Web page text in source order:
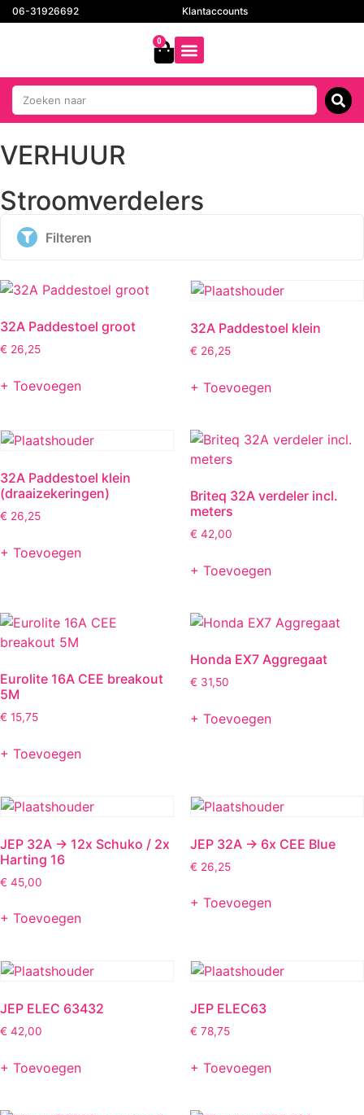
06-31926692 Klantaccounts
0
VERHUUR
Stroomverdelers
Filteren
32A Paddestoel groot
€ 26,25
+ Toevoegen
32A Paddestoel klein
€ 26,25
+ Toevoegen
32A Paddestoel klein
(draaizekeringen)
€ 26,25
+ Toevoegen
Briteq 32A verdeler incl.
meters
€ 42,00
+ Toevoegen
Eurolite 16A CEE breakout
5M
€ 15,75
+ Toevoegen
Honda EX7 Aggregaat
€ 31,50
+ Toevoegen
JEP 32A -> 12x Schuko / 2x
Harting 16
€ 45,00
+ Toevoegen
JEP 32A -> 6x CEE Blue
€ 26,25
+ Toevoegen
JEP ELEC 63432
€ 42,00
+ Toevoegen
JEP ELEC63
€ 78,75
+ Toevoegen